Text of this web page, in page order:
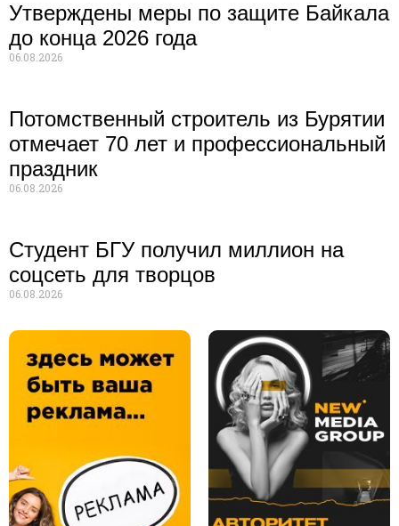
Утверждены меры по защите Байкала
до конца 2026 года
06.08.2026
Потомственный строитель из Бурятии
отмечает 70 лет и профессиональный
праздник
06.08.2026
Студент БГУ получил миллион на
соцсеть для творцов
06.08.2026